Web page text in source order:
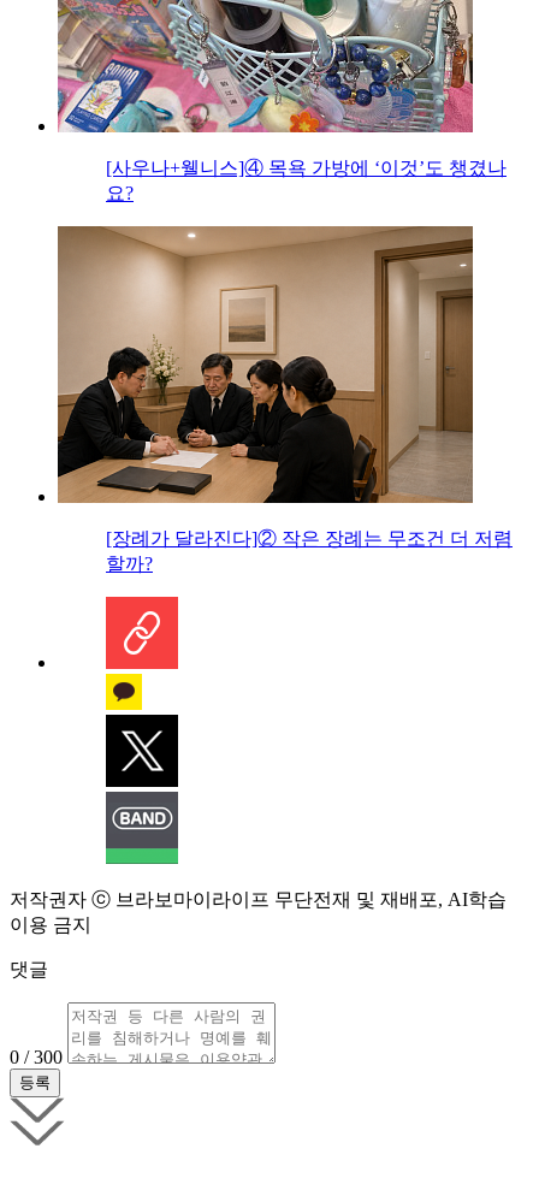
[사우나+웰니스]④ 목욕 가방에 ‘이것’도 챙겼나
요?
[장례가 달라진다]② 작은 장례는 무조건 더 저렴
할까?
저작권자 ⓒ 브라보마이라이프 무단전재 및 재배포, AI학습
이용 금지
댓글
0 / 300